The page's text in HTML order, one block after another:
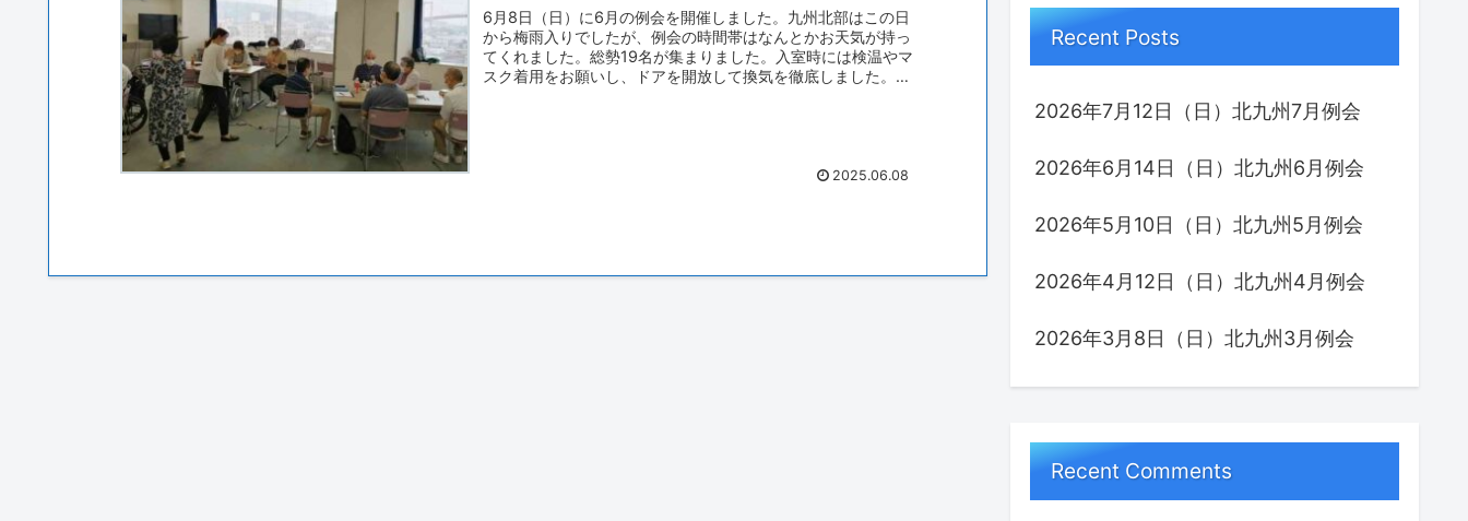
6月8日（日）に6月の例会を開催しました。九州北部はこの日
から梅雨入りでしたが、例会の時間帯はなんとかお天気が持っ
てくれました。総勢19名が集まりました。入室時には検温やマ
スク着用をお願いし、ドアを開放して換気を徹底しました。水
2025.06.08
Recent Posts
2026年7月12日（日）北九州7月例会
2026年6月14日（日）北九州6月例会
2026年5月10日（日）北九州5月例会
2026年4月12日（日）北九州4月例会
2026年3月8日（日）北九州3月例会
Recent Comments